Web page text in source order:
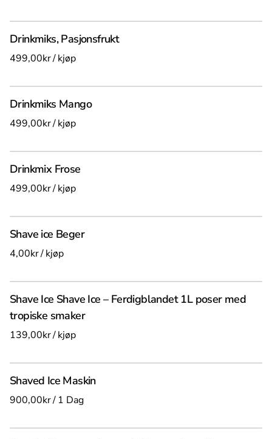
Drinkmiks, Pasjonsfrukt
/
Drinkmiks Mango
/
Drinkmix Frose
/
Shave ice Beger
/
Shave Ice Shave Ice – Ferdigblandet 1L poser med
tropiske smaker
/
Shaved Ice Maskin
/